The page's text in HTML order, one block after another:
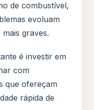
de combustível,
evoluam
graves.
é investir em
com
que ofereçam
rápida de